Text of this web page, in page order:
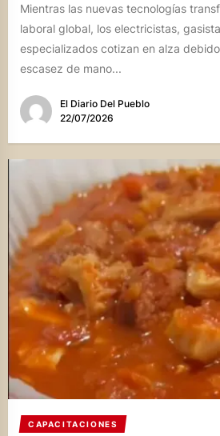
Mientras las nuevas tecnologías
laboral global, los electricistas,
especializados cotizan en alza
escasez de mano...
El Diario Del Pueblo
22/07/2026
CAPACITACIONES